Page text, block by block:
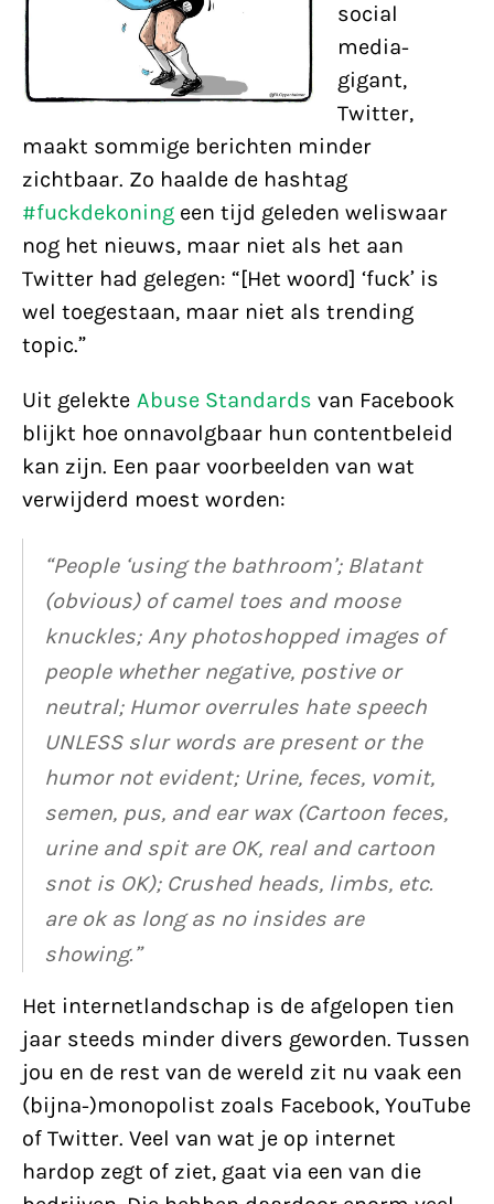
social
media-
gigant,
Twitter,
maakt sommige berichten minder
zichtbaar. Zo haalde de hashtag
#fuckdekoning een tijd geleden weliswaar
nog het nieuws, maar niet als het aan
Twitter had gelegen: “[Het woord] ‘fuck’ is
wel toegestaan, maar niet als trending
topic.”
Uit gelekte Abuse Standards van Facebook
blijkt hoe onnavolgbaar hun contentbeleid
kan zijn. Een paar voorbeelden van wat
verwijderd moest worden:
“People ‘using the bathroom’; Blatant
(obvious) of camel toes and moose
knuckles; Any photoshopped images of
people whether negative, postive or
neutral; Humor overrules hate speech
UNLESS slur words are present or the
humor not evident; Urine, feces, vomit,
semen, pus, and ear wax (Cartoon feces,
urine and spit are OK, real and cartoon
snot is OK); Crushed heads, limbs, etc.
are ok as long as no insides are
showing.”
Het internetlandschap is de afgelopen tien
jaar steeds minder divers geworden. Tussen
jou en de rest van de wereld zit nu vaak een
(bijna-)monopolist zoals Facebook, YouTube
of Twitter. Veel van wat je op internet
hardop zegt of ziet, gaat via een van die